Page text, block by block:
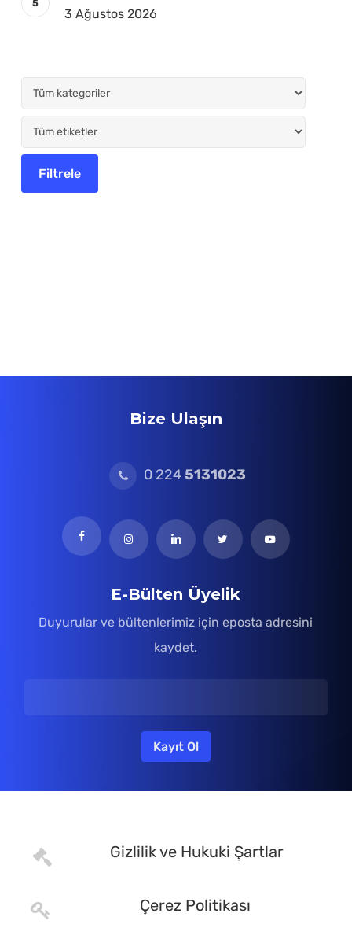
3 Ağustos 2026
Bize Ulaşın
0 2245131023
E-Bülten Üyelik
Duyurular ve bültenlerimiz için eposta adresini
kaydet.
Gizlilik ve Hukuki Şartlar
Çerez Politikası